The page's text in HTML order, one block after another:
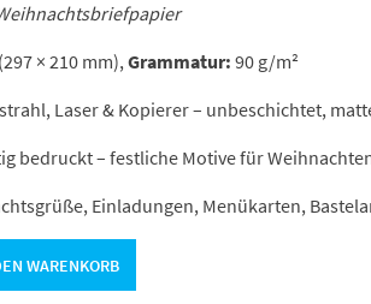
× 210 mm),Grammatur: 90 g/m²
Laser & Kopierer – unbeschichtet,
bedruckt – festliche Motive für
Einladungen, Menükarten,
WARENKORB